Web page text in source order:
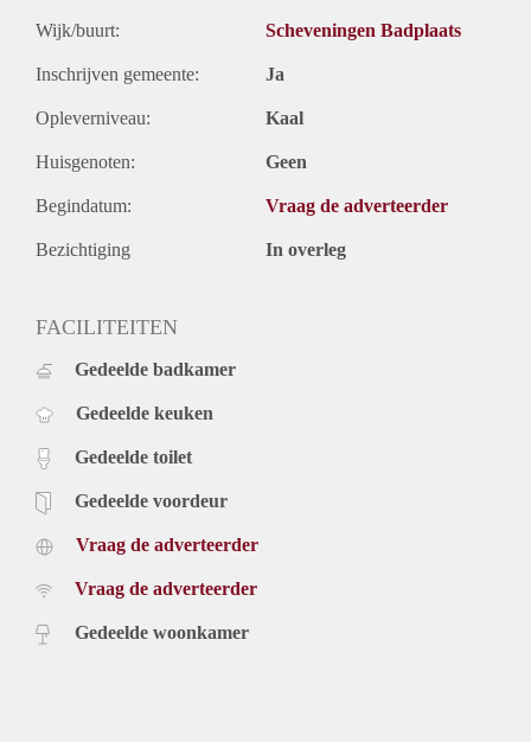
Wijk/buurt: Scheveningen Badplaats
Inschrijven gemeente: Ja
Opleverniveau: Kaal
Huisgenoten: Geen
Begindatum: Vraag de adverteerder
Bezichtiging In overleg
FACILITEITEN
Gedeelde badkamer
Gedeelde keuken
Gedeelde toilet
Gedeelde voordeur
Vraag de adverteerder
Vraag de adverteerder
Gedeelde woonkamer